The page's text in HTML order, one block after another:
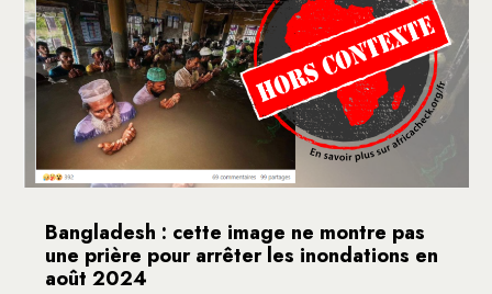
Bangladesh : cette image ne montre pas
une prière pour arrêter les inondations en
août 2024